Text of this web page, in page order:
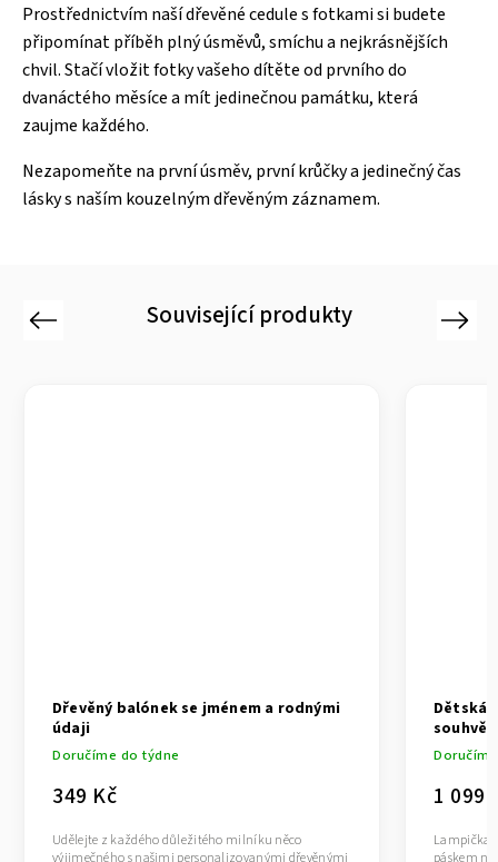
Prostřednictvím naší dřevěné cedule s fotkami si budete
připomínat příběh plný úsměvů, smíchu a nejkrásnějších
chvil. Stačí vložit fotky vašeho dítěte od prvního do
dvanáctého měsíce a mít jedinečnou památku, která
zaujme každého.
Nezapomeňte na první úsměv, první krůčky a jedinečný čas
lásky s naším kouzelným dřevěným záznamem.
Související produkty
Previous
Dřevěný balónek se jménem a rodnými
údaji
Doručíme do týdne
349 Kč
Udělejte z každého důležitého milníku něco
výjimečného s našimi personalizovanými dřevěnými
Dětská
1 099
Lampička
páskem
Next